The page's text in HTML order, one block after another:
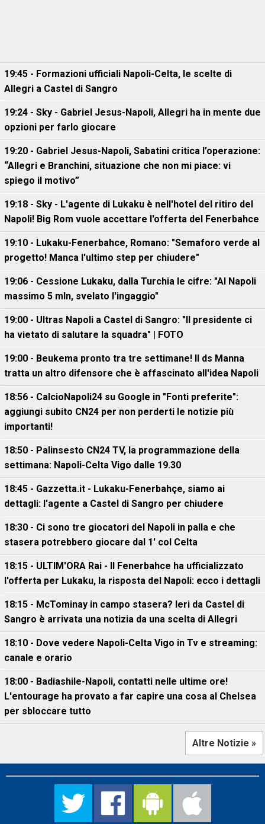
19:45 - Formazioni ufficiali Napoli-Celta, le scelte di
Allegri a Castel di Sangro
19:24 - Sky - Gabriel Jesus-Napoli, Allegri ha in mente due
opzioni per farlo giocare
19:20 - Gabriel Jesus-Napoli, Sabatini critica l’operazione:
“Allegri e Branchini, situazione che non mi piace: vi
spiego il motivo”
19:18 - Sky - L'agente di Lukaku è nell'hotel del ritiro del
Napoli! Big Rom vuole accettare l'offerta del Fenerbahce
19:10 - Lukaku-Fenerbahce, Romano: "Semaforo verde al
progetto! Manca l'ultimo step per chiudere"
19:06 - Cessione Lukaku, dalla Turchia le cifre: "Al Napoli
massimo 5 mln, svelato l'ingaggio"
19:00 - Ultras Napoli a Castel di Sangro: "Il presidente ci
ha vietato di salutare la squadra" | FOTO
19:00 - Beukema pronto tra tre settimane! Il ds Manna
tratta un altro difensore che è affascinato all'idea Napoli
18:56 - CalcioNapoli24 su Google in "Fonti preferite":
aggiungi subito CN24 per non perderti le notizie più
importanti!
18:50 - Palinsesto CN24 TV, la programmazione della
settimana: Napoli-Celta Vigo dalle 19.30
18:45 - Gazzetta.it - Lukaku-Fenerbahçe, siamo ai
dettagli: l'agente a Castel di Sangro per chiudere
18:30 - Ci sono tre giocatori del Napoli in palla e che
stasera potrebbero giocare dal 1' col Celta
18:15 - ULTIM'ORA Rai - Il Fenerbahce ha ufficializzato
l'offerta per Lukaku, la risposta del Napoli: ecco i dettagli
18:15 - McTominay in campo stasera? Ieri da Castel di
Sangro è arrivata una notizia da una scelta di Allegri
18:10 - Dove vedere Napoli-Celta Vigo in Tv e streaming:
canale e orario
18:00 - Badiashile-Napoli, contatti nelle ultime ore!
L'entourage ha provato a far capire una cosa al Chelsea
per sbloccare tutto
Altre Notizie »